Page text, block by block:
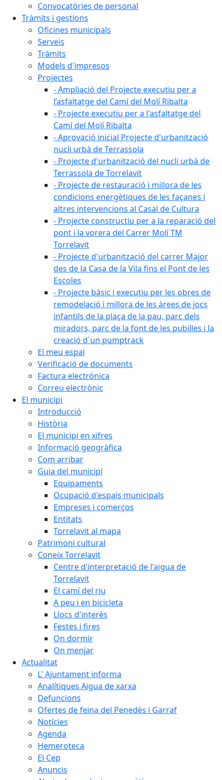
Convocatòries de personal
Tràmits i gestions
Oficines municipals
Serveis
Tràmits
Models d'impresos
Projectes
- Ampliació del Projecte executiu per a
l’asfaltatge del Camí del Molí Ribalta
- Projecte executiu per a l'asfaltatge del
Camí del Molí Ribalta
- Aprovació inicial Projecte d'urbanització
nucli urbà de Terrassola
- Projecte d'urbanització del nucli urbà de
Terrassola de Torrelavit
- Projecte de restauració i millora de les
condicions energètiques de les façanes i
altres intervencions al Casal de Cultura
- Projecte constructiu per a la reparació del
pont i la vorera del Carrer Molí TM
Torrelavit
- Projecte d'urbanització del carrer Major
des de la Casa de la Vila fins el Pont de les
Escoles
- Projecte bàsic i executiu per les obres de
remodelació i millora de les àrees de jocs
infantils de la plaça de la pau, parc dels
miradors, parc de la font de les pubilles i la
creació d´un pumptrack
El meu espai
Verificació de documents
Factura electrònica
Correu electrònic
El municipi
Introducció
Història
El municipi en xifres
Informació geogràfica
Com arribar
Guia del municipi
Equipaments
Ocupació d'espais municipals
Empreses i comerços
Entitats
Torrelavit al mapa
Patrimoni cultural
Coneix Torrelavit
Centre d'interpretació de l'aigua de
Torrelavit
El camí del riu
A peu i en bicicleta
Llocs d'interès
Festes i fires
On dormir
On menjar
Actualitat
L' Ajuntament informa
Analítiques Aigua de xarxa
Defuncions
Ofertes de feina del Penedès i Garraf
Notícies
Agenda
Hemeroteca
El Cep
Anuncis